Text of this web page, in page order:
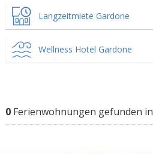
Langzeitmiete Gardone
Wellness Hotel Gardone
0Ferienwohnungen gefunden in